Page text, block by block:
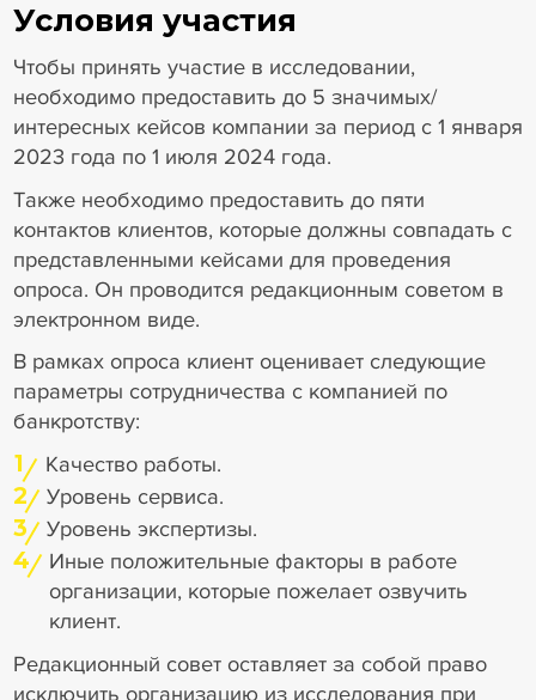
Условия участия
Чтобы принять участие в исследовании,
необходимо предоставить до 5 значимых/
интересных кейсов компании за период с 1 января
2023 года по 1 июля 2024 года.
Также необходимо предоставить до пяти
контактов клиентов, которые должны совпадать с
представленными кейсами для проведения
опроса. Он проводится редакционным советом в
электронном виде.
В рамках опроса клиент оценивает следующие
параметры сотрудничества с компанией по
банкротству:
1 Качество работы.
2 Уровень сервиса.
3 Уровень экспертизы.
4
Иные положительные факторы в работе
организации, которые пожелает озвучить
клиент.
Редакционный совет оставляет за собой право
исключить организацию из исследования при